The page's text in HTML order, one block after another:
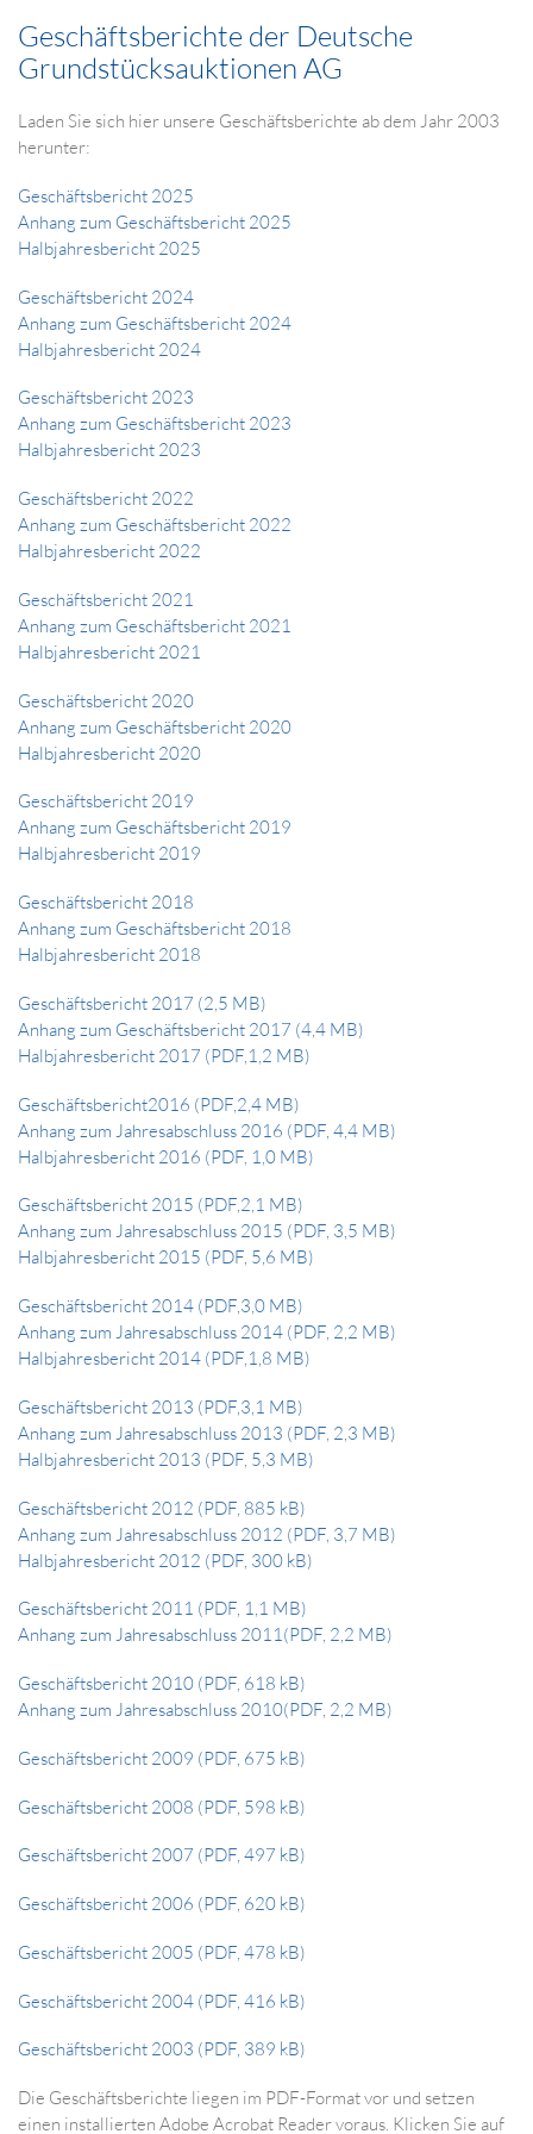
Geschäftsberichte der Deutsche
Grundstücksauktionen AG
Laden Sie sich hier unsere Geschäftsberichte ab dem Jahr 2003
herunter:
Geschäftsbericht 2025
Anhang zum Geschäftsbericht 2025
Halbjahresbericht 2025
Geschäftsbericht 2024
Anhang zum Geschäftsbericht 2024
Halbjahresbericht 2024
Geschäftsbericht 2023
Anhang zum Geschäftsbericht 2023
Halbjahresbericht 2023
Geschäftsbericht 2022
Anhang zum Geschäftsbericht 2022
Halbjahresbericht 2022
Geschäftsbericht 2021
Anhang zum Geschäftsbericht 2021
Halbjahresbericht 2021
Geschäftsbericht 2020
Anhang zum Geschäftsbericht 2020
Halbjahresbericht 2020
Geschäftsbericht 2019
Anhang zum Geschäftsbericht 2019
Halbjahresbericht 2019
Geschäftsbericht 2018
Anhang zum Geschäftsbericht 2018
Halbjahresbericht 2018
Geschäftsbericht 2017 (2,5 MB)
Anhang zum Geschäftsbericht 2017 (4,4 MB)
Halbjahresbericht 2017 (PDF,1,2 MB)
Geschäftsbericht2016 (PDF,2,4 MB)
Anhang zum Jahresabschluss 2016 (PDF, 4,4 MB)
Halbjahresbericht 2016 (PDF, 1,0 MB)
Geschäftsbericht 2015 (PDF,2,1 MB)
Anhang zum Jahresabschluss 2015 (PDF, 3,5 MB)
Halbjahresbericht 2015 (PDF, 5,6 MB)
Geschäftsbericht 2014 (PDF,3,0 MB)
Anhang zum Jahresabschluss 2014 (PDF, 2,2 MB)
Halbjahresbericht 2014 (PDF,1,8 MB)
Geschäftsbericht 2013 (PDF,3,1 MB)
Anhang zum Jahresabschluss 2013 (PDF, 2,3 MB)
Halbjahresbericht 2013 (PDF, 5,3 MB)
Geschäftsbericht 2012 (PDF, 885 kB)
Anhang zum Jahresabschluss 2012 (PDF, 3,7 MB)
Halbjahresbericht 2012 (PDF, 300 kB)
Geschäftsbericht 2011 (PDF, 1,1 MB)
Anhang zum Jahresabschluss 2011(PDF, 2,2 MB)
Geschäftsbericht 2010 (PDF, 618 kB)
Anhang zum Jahresabschluss 2010(PDF, 2,2 MB)
Geschäftsbericht 2009 (PDF, 675 kB)
Geschäftsbericht 2008 (PDF, 598 kB)
Geschäftsbericht 2007 (PDF, 497 kB)
Geschäftsbericht 2006 (PDF, 620 kB)
Geschäftsbericht 2005 (PDF, 478 kB)
Geschäftsbericht 2004 (PDF, 416 kB)
Geschäftsbericht 2003 (PDF, 389 kB)
Die Geschäftsberichte liegen im PDF-Format vor und setzen
einen installierten Adobe Acrobat Reader voraus. Klicken Sie auf